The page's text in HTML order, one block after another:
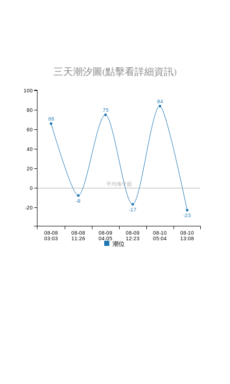
三天潮汐圖(點擊看詳細資訊)
66
-8
75
-17
84
-23
平均海平面
08-08
03:03
08-08
11:26
08-09
04:05
08-09
12:23
08-10
05:04
08-10
13:08
-20
0
20
40
60
80
100
潮位